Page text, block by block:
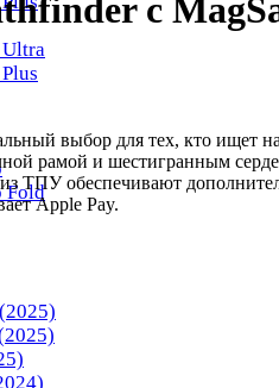
Ultra
Fold
с
выбор для тех, кто ищет
рамой и шестигранным
ТПУ обеспечивают
Apple Pay.